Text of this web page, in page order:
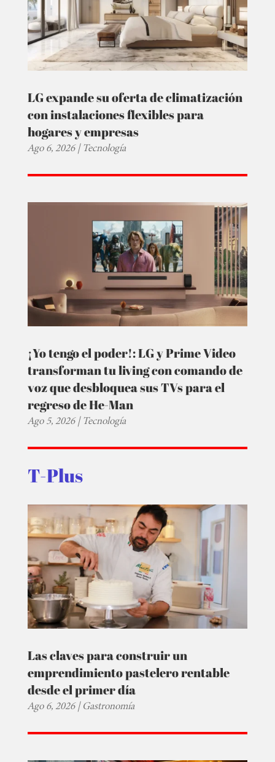
LG expande su oferta de climatización
con instalaciones flexibles para
hogares y empresas
Ago 6, 2026|Tecnología
¡Yo tengo el poder!: LG y Prime Video
transforman tu living con comando de
voz que desbloquea sus TVs para el
regreso de He-Man
Ago 5, 2026|Tecnología
T-Plus
Las claves para construir un
emprendimiento pastelero rentable
desde el primer día
Ago 6, 2026|Gastronomía